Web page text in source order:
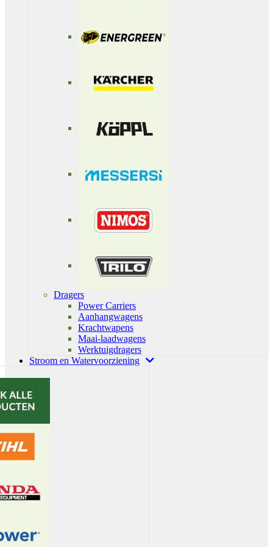
Dragers
Power Carriers
Aanhangwagens
Krachtwapens
Maai-laadwagens
Werktuigdragers
Stroom en Watervoorziening